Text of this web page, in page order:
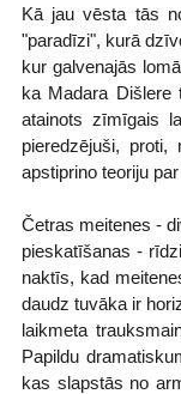
Kā jau vēsta tās
"paradīzi", kurā
kur galvenajās
ka Madara
atainots zīmīgais
pieredzējuši,
apstiprino teoriju
Četras meitenes -
pieskatīšanas -
naktīs, kad
daudz tuvāka ir
laikmeta
Papildu
kas slapstās no